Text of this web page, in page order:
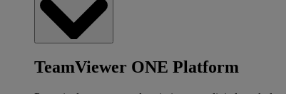
TeamViewer ONE Platform